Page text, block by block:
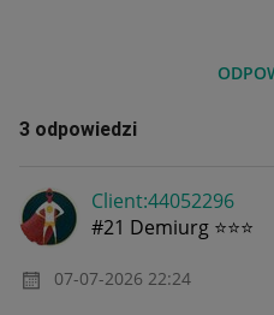
3 odpowiedzi
Client:44052296
#21 Demiurg ⭐⭐⭐
‎07-07-2026 22:24